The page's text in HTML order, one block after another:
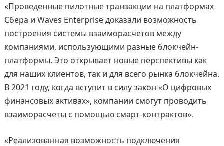
«Проведенные пилотные транзакции на платформах
Сбера и Waves Enterprise доказали возможность
построения системы взаиморасчетов между
компаниями, использующими разные блокчейн-
платформы. Это открывает новые перспективы как
для наших клиентов, так и для всего рынка блокчейна.
В 2021 году, когда вступит в силу закон «О цифровых
финансовых активах», компании смогут проводить
взаиморасчеты с помощью смарт-контрактов».
«Реализованная возможность подключения